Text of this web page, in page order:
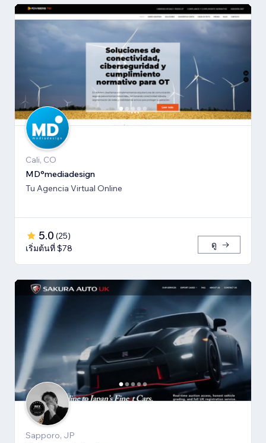
Cali, CO
MD°mediadesign
Tu Agencia Virtual Online
5.0 (25)
เริ่มต้นที่ $78
ดู
Sapporo, JP